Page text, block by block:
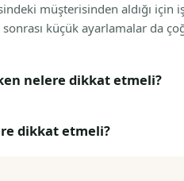
müşterisinden aldığı
küçük ayarlamalar da
nelere dikkat etmeli?
dikkat etmeli?